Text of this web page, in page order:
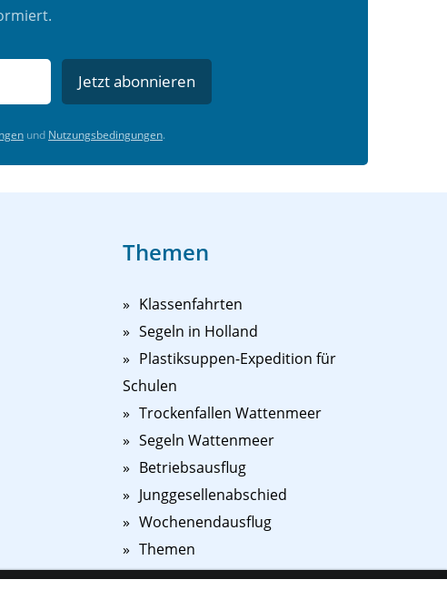
Jetzt abonnieren
und Nutzungsbedingungen.
Themen
Klassenfahrten
Segeln in Holland
Plastiksuppen-Expedition für
Schulen
Trockenfallen Wattenmeer
Segeln Wattenmeer
Betriebsausflug
Junggesellenabschied
Wochenendausflug
Themen